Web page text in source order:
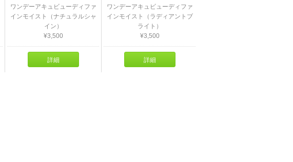
ワンデーアキュビューディファ
インモイスト（ナチュラルシャ
イン）
¥3,500
詳細
ワンデーアキュビューディファ
インモイスト（ラディアントブ
ライト）
¥3,500
詳細